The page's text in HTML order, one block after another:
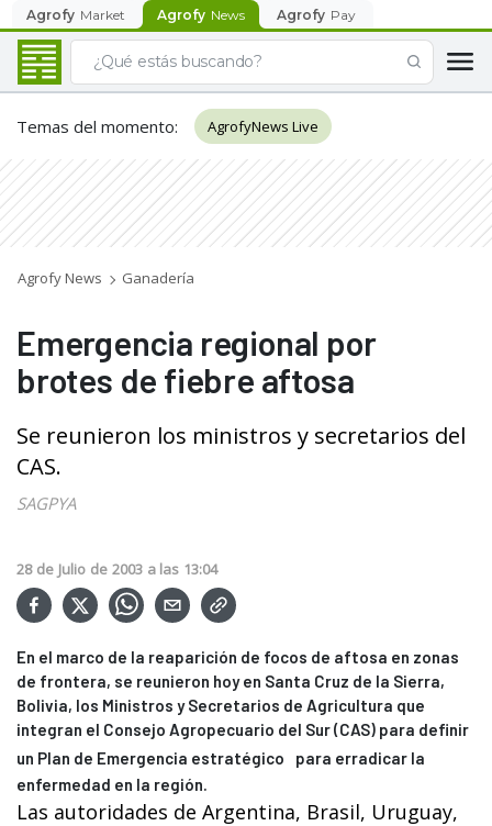
Agrofy Market Agrofy News Agrofy Pay
Temas del momento: AgrofyNews Live
Agrofy News Ganadería
Emergencia regional por
brotes de fiebre aftosa
Se reunieron los ministros y secretarios del
CAS.
SAGPYA
28 de Julio de 2003 a las 13:04
En el marco de la reaparición de focos de aftosa en zonas
de frontera, se reunieron hoy en Santa Cruz de la Sierra,
Bolivia, los Ministros y Secretarios de Agricultura que
integran el Consejo Agropecuario del Sur (CAS) para definir
un Plan de Emergencia estratégico
para erradicar la
enfermedad en la región.
Las autoridades de Argentina, Brasil, Uruguay,